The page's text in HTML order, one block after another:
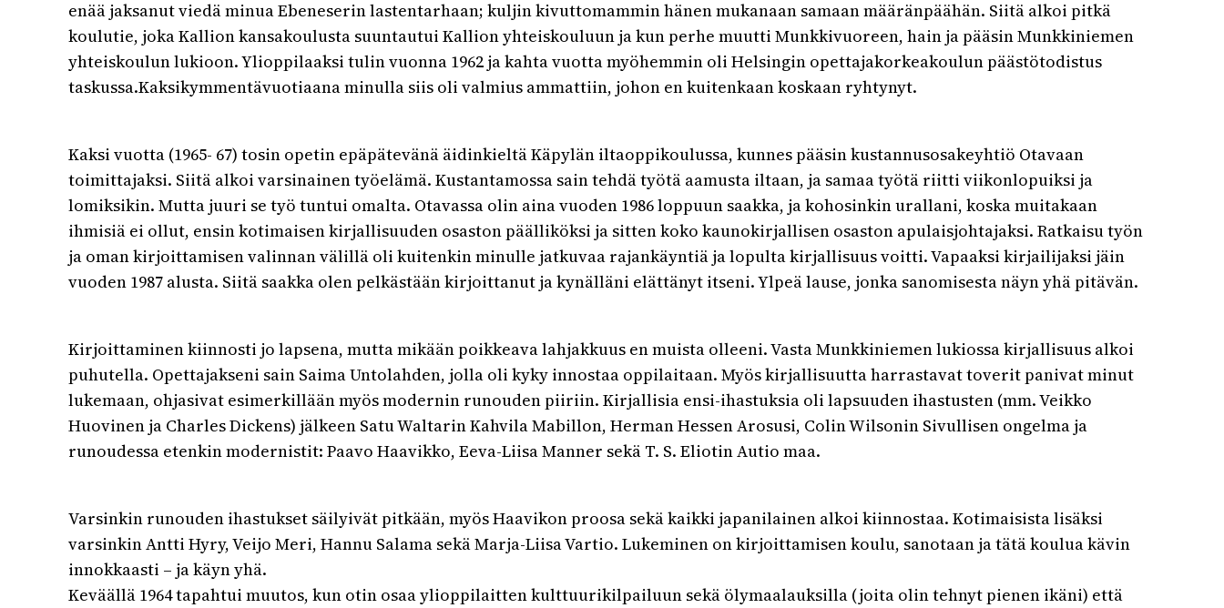
enää jaksanut viedä minua Ebeneserin lastentarhaan; kuljin kivuttomammin hänen mukanaan samaan määränpäähän. Siitä alkoi pitkä
koulutie, joka Kallion kansakoulusta suuntautui Kallion yhteiskouluun ja kun perhe muutti Munkkivuoreen, hain ja pääsin Munkkiniemen
yhteiskoulun lukioon. Ylioppilaaksi tulin vuonna 1962 ja kahta vuotta myöhemmin oli Helsingin opettajakorkeakoulun päästötodistus
taskussa.Kaksikymmentävuotiaana minulla siis oli valmius ammattiin, johon en kuitenkaan koskaan ryhtynyt.
Kaksi vuotta (1965- 67) tosin opetin epäpätevänä äidinkieltä Käpylän iltaoppikoulussa, kunnes pääsin kustannusosakeyhtiö Otavaan
toimittajaksi. Siitä alkoi varsinainen työelämä. Kustantamossa sain tehdä työtä aamusta iltaan, ja samaa työtä riitti viikonlopuiksi ja
lomiksikin. Mutta juuri se työ tuntui omalta. Otavassa olin aina vuoden 1986 loppuun saakka, ja kohosinkin urallani, koska muitakaan
ihmisiä ei ollut, ensin kotimaisen kirjallisuuden osaston päälliköksi ja sitten koko kaunokirjallisen osaston apulaisjohtajaksi. Ratkaisu työn
ja oman kirjoittamisen valinnan välillä oli kuitenkin minulle jatkuvaa rajankäyntiä ja lopulta kirjallisuus voitti. Vapaaksi kirjailijaksi jäin
vuoden 1987 alusta. Siitä saakka olen pelkästään kirjoittanut ja kynälläni elättänyt itseni. Ylpeä lause, jonka sanomisesta näyn yhä pitävän.
Kirjoittaminen kiinnosti jo lapsena, mutta mikään poikkeava lahjakkuus en muista olleeni. Vasta Munkkiniemen lukiossa kirjallisuus alkoi
puhutella. Opettajakseni sain Saima Untolahden, jolla oli kyky innostaa oppilaitaan. Myös kirjallisuutta harrastavat toverit panivat minut
lukemaan, ohjasivat esimerkillään myös modernin runouden piiriin. Kirjallisia ensi-ihastuksia oli lapsuuden ihastusten (mm. Veikko
Huovinen ja Charles Dickens) jälkeen Satu Waltarin Kahvila Mabillon, Herman Hessen Arosusi, Colin Wilsonin Sivullisen ongelma ja
runoudessa etenkin modernistit: Paavo Haavikko, Eeva-Liisa Manner sekä T. S. Eliotin Autio maa.
Varsinkin runouden ihastukset säilyivät pitkään, myös Haavikon proosa sekä kaikki japanilainen alkoi kiinnostaa. Kotimaisista lisäksi
varsinkin Antti Hyry, Veijo Meri, Hannu Salama sekä Marja-Liisa Vartio. Lukeminen on kirjoittamisen koulu, sanotaan ja tätä koulua kävin
innokkaasti – ja käyn yhä.
Keväällä 1964 tapahtui muutos, kun otin osaa ylioppilaitten kulttuurikilpailuun sekä ölymaalauksilla (joita olin tehnyt pienen ikäni) että